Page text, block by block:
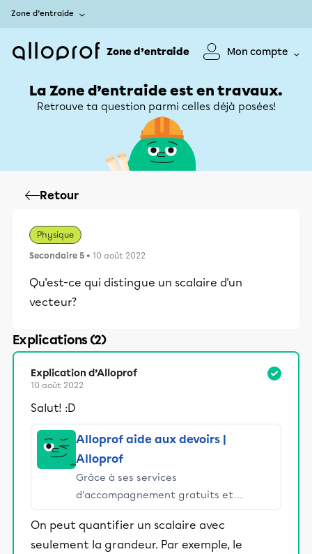
Zone d’entraide
Zone d’entraide Mon compte
La Zone d’entraide est en travaux.
Retrouve ta question parmi celles déjà posées!
Retour
Physique
Secondaire 5 • 10 août 2022
Qu'est-ce qui distingue un scalaire d'un
vecteur?
Explications (2)
Explication d’Alloprof
10 août 2022
Salut! :D
Alloprof aide aux devoirs |
Alloprof
Grâce à ses services
d’accompagnement gratuits et
stimulants, Alloprof engage les élèves
et leurs parents dans la réussite
éducative.
On peut quantifier un scalaire avec
seulement la grandeur. Par exemple, le